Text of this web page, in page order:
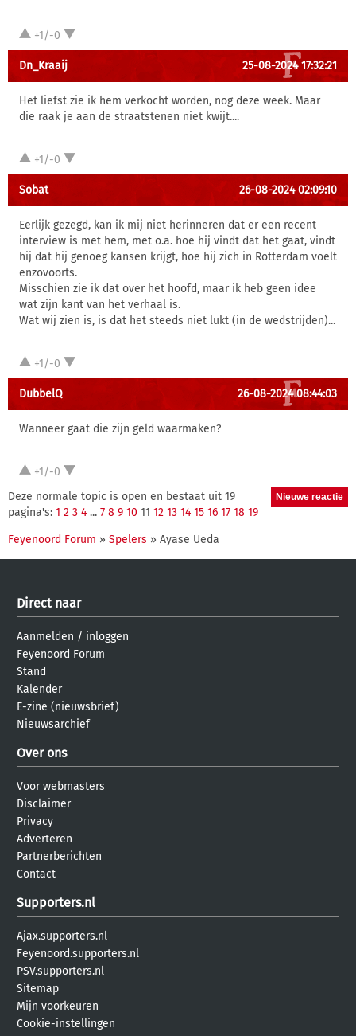
+1/-0
Dn_Kraaij 25-08-2024 17:32:21
Het liefst zie ik hem verkocht worden, nog deze week. Maar
die raak je aan de straatstenen niet kwijt....
+1/-0
Sobat 26-08-2024 02:09:10
Eerlijk gezegd, kan ik mij niet herinneren dat er een recent
interview is met hem, met o.a. hoe hij vindt dat het gaat, vindt
hij dat hij genoeg kansen krijgt, hoe hij zich in Rotterdam voelt
enzovoorts.
Misschien zie ik dat over het hoofd, maar ik heb geen idee
wat zijn kant van het verhaal is.
Wat wij zien is, is dat het steeds niet lukt (in de wedstrijden)...
+1/-0
DubbelQ 26-08-2024 08:44:03
Wanneer gaat die zijn geld waarmaken?
+1/-0
Deze normale topic is open en bestaat uit 19
pagina's: 1 2 3 4 ... 7 8 9 10 11 12 13 14 15 16 17 18 19
Feyenoord Forum » Spelers » Ayase Ueda
Direct naar
Aanmelden / inloggen
Feyenoord Forum
Stand
Kalender
E-zine (nieuwsbrief)
Nieuwsarchief
Over ons
Voor webmasters
Disclaimer
Privacy
Adverteren
Partnerberichten
Contact
Supporters.nl
Ajax.supporters.nl
Feyenoord.supporters.nl
PSV.supporters.nl
Sitemap
Mijn voorkeuren
Cookie-instellingen